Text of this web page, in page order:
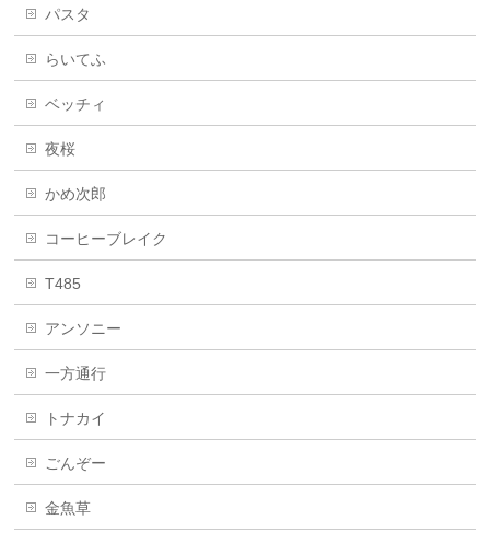
パスタ
らいてふ
ベッチィ
夜桜
かめ次郎
コーヒーブレイク
T485
アンソニー
一方通行
トナカイ
ごんぞー
金魚草